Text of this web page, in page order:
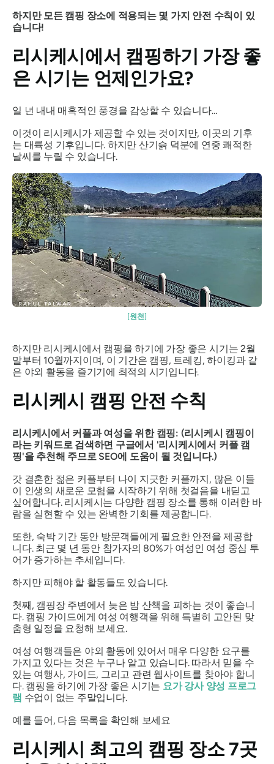
하지만 모든 캠핑 장소에 적용되는 몇 가지 안전 수칙이 있
습니다!
리시케시에서 캠핑하기 가장 좋
은 시기는 언제인가요?
일 년 내내 매혹적인 풍경을 감상할 수 있습니다…
이것이 리시케시가 제공할 수 있는 것이지만, 이곳의 기후
는 대륙성 기후입니다. 하지만 산기슭 덕분에 연중 쾌적한
날씨를 누릴 수 있습니다.
[원천]
하지만 리시케시에서 캠핑을 하기에 가장 좋은 시기는 2월
말부터 10월까지이며, 이 기간은 캠핑, 트레킹, 하이킹과 같
은 야외 활동을 즐기기에 최적의 시기입니다.
리시케시 캠핑 안전 수칙
리시케시에서 커플과 여성을 위한 캠핑: (리시케시 캠핑이
라는 키워드로 검색하면 구글에서 '리시케시에서 커플 캠
핑'을 추천해 주므로 SEO에 도움이 될 것입니다.)
갓 결혼한 젊은 커플부터 나이 지긋한 커플까지, 많은 이들
이 인생의 새로운 모험을 시작하기 위해 첫걸음을 내딛고
싶어합니다. 리시케시는 다양한 캠핑 장소를 통해 이러한 바
람을 실현할 수 있는 완벽한 기회를 제공합니다.
또한, 숙박 기간 동안 방문객들에게 필요한 안전을 제공합
니다. 최근 몇 년 동안 참가자의 80%가 여성인 여성 중심 투
어가 증가하는 추세입니다.
하지만 피해야 할 활동들도 있습니다.
첫째, 캠핑장 주변에서 늦은 밤 산책을 피하는 것이 좋습니
다. 캠핑 가이드에게 여성 여행객을 위해 특별히 고안된 맞
춤형 일정을 요청해 보세요.
여성 여행객들은 야외 활동에 있어서 매우 다양한 요구를
가지고 있다는 것은 누구나 알고 있습니다. 따라서 믿을 수
있는 여행사, 가이드, 그리고 관련 웹사이트를 찾아야 합니
다. 캠핑을 하기에 가장 좋은 시기는 요가 강사 양성 프로그
램 수업이 없는 주말입니다.
예를 들어, 다음 목록을 확인해 보세요
리시케시 최고의 캠핑 장소 7곳